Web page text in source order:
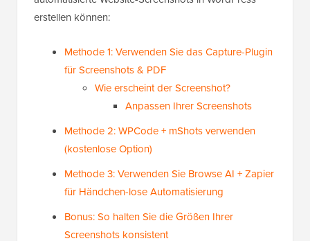
erstellen können:
Methode 1: Verwenden Sie das Capture-Plugin
für Screenshots & PDF
Wie erscheint der Screenshot?
Anpassen Ihrer Screenshots
Methode 2: WPCode + mShots verwenden
(kostenlose Option)
Methode 3: Verwenden Sie Browse AI + Zapier
für Händchen-lose Automatisierung
Bonus: So halten Sie die Größen Ihrer
Screenshots konsistent